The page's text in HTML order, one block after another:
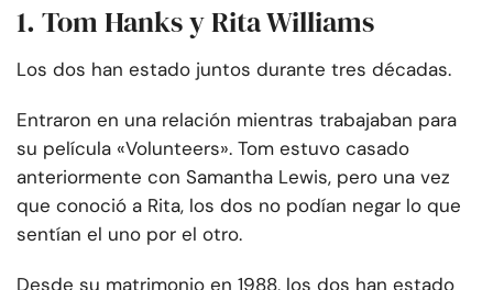
1. Tom Hanks y Rita Williams
Los dos han estado juntos durante tres décadas.
Entraron en una relación mientras trabajaban para
su película «Volunteers». Tom estuvo casado
anteriormente con Samantha Lewis, pero una vez
que conoció a Rita, los dos no podían negar lo que
sentían el uno por el otro.
Desde su matrimonio en 1988, los dos han estado